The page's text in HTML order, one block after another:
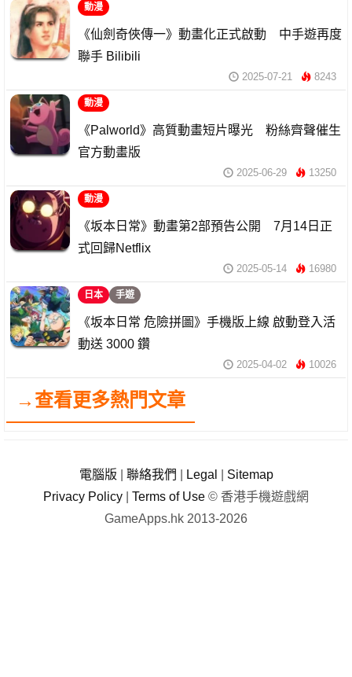
動漫
《仙劍奇俠傳一》動畫化正式啟動 中手遊再度
聯手 Bilibili
2025-07-21 8243
動漫
《Palworld》高質動畫短片曝光 粉絲齊聲催生
官方動畫版
2025-06-29 13250
動漫
《坂本日常》動畫第2部預告公開 7月14日正
式回歸Netflix
2025-05-14 16980
日本 手遊
《坂本日常 危險拼圖》手機版上線 啟動登入活
動送 3000 鑽
2025-04-02 10026
→查看更多熱門文章
電腦版 聯絡我們 Legal
Sitemap
Privacy Policy
Terms of Use © 香港手機遊戲網
GameApps.hk 2013-2026